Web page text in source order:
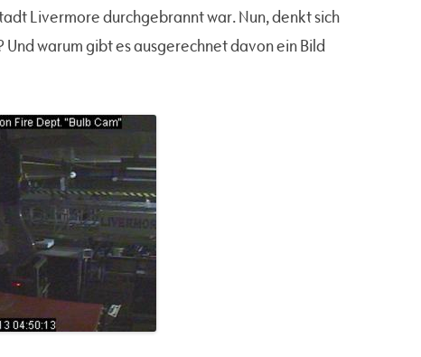
Livermore durchgebrannt war. Nun, denkt sich
warum gibt es ausgerechnet davon ein Bild